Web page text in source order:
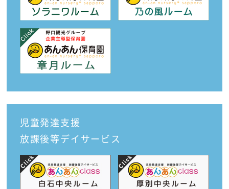
児童発達支援
放課後等デイサービス